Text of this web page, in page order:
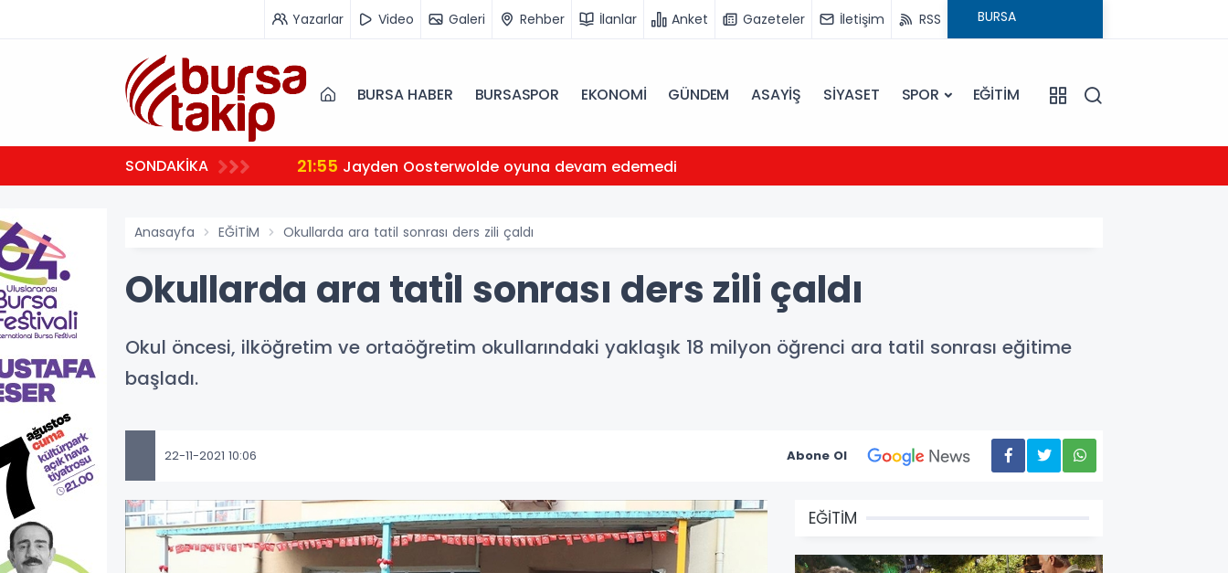
Yazarlar Video Galeri Rehber İlanlar Anket Gazeteler İletişim RSS
BURSA HABER BURSASPOR EKONOMİ GÜNDEM ASAYİŞ SİYASET SPOR EĞİTİM
SONDAKİKA 21:55 Jayden Oosterwolde oyuna devam edemedi
Anasayfa EĞİTİM Okullarda ara tatil sonrası ders zili çaldı
Okullarda ara tatil sonrası ders zili çaldı
Okul öncesi, ilköğretim ve ortaöğretim okullarındaki yaklaşık 18 milyon öğrenci ara tatil sonrası eğitime
başladı.
22-11-2021 10:06 Abone Ol
EĞİTİM